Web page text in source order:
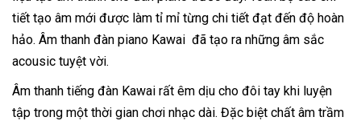
tiết tạo âm mới được làm tỉ mỉ từng chi tiết đạt đến độ hoàn
hảo. Âm thanh đàn piano Kawai đã tạo ra những âm sắc
acousic tuyệt vời.
Âm thanh tiếng đàn Kawai rất êm dịu cho đôi tay khi luyện
tập trong một thời gian chơi nhạc dài. Đặc biệt chất âm trầm